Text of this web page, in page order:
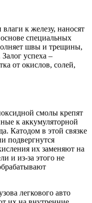
к железу, наносят
специальных
швы и трещины,
успеха –
от окислов, солей,
смолы крепят
к аккумуляторной
Катодом в этой связке
подвергнутся
их заменяют на
и из-за этого не
легкового авто